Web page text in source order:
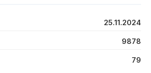
25.11.2024
9878
79